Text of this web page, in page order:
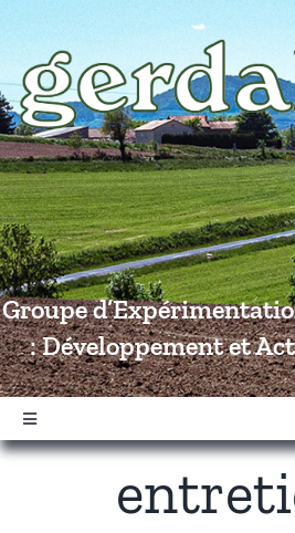
contenu
Groupe
: Développement et
Navigation
à